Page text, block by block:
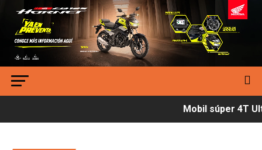
Mobil súper 4T